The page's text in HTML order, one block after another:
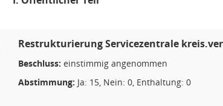
Restrukturierung Servicezentrale
Beschluss: einstimmig angenommen
Abstimmung: Ja: 15, Nein: 0, Enthaltung: 0